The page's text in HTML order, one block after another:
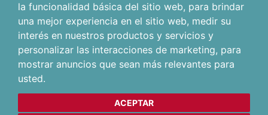
la funcionalidad básica del sitio web, para brindar
una mejor experiencia en el sitio web, medir su
interés en nuestros productos y servicios y
personalizar las interacciones de marketing, para
mostrar anuncios que sean más relevantes para
usted.
ACEPTAR